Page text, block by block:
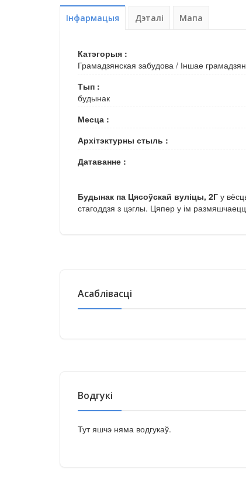
Інфармацыя Дэталі Мапа
Катэгорыя :
Грамадзянская забудова / Іншае
Тып :
будынак
Месца :
Архітэктурны стыль :
Датаванне :
Будынак па Цясоўскай вуліцы, 2Г у
стагоддзя з цэглы. Цяпер у ім
Асаблівасці
Водгукі
Тут яшчэ няма водгукаў.